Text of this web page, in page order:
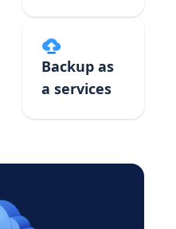
Backup as
a services